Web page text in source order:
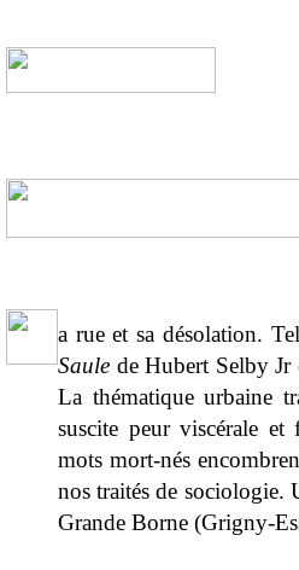
a rue et sa désolation.
Saule de Hubert Selby
La thématique urbaine
suscite peur viscérale
mots mort-nés
nos traités de sociologie.
Grande Borne (Grigny-